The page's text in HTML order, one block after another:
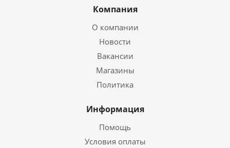
Компания
О компании
Новости
Вакансии
Магазины
Политика
Информация
Помощь
Условия оплаты